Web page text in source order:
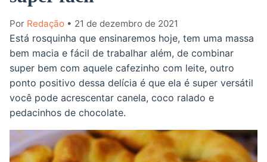
Por Redação • 21 de dezembro de 2021
Está rosquinha que ensinaremos hoje, tem uma massa
bem macia e fácil de trabalhar além, de combinar
super bem com aquele cafezinho com leite, outro
ponto positivo dessa delícia é que ela é super versátil
você pode acrescentar canela, coco ralado e
pedacinhos de chocolate.